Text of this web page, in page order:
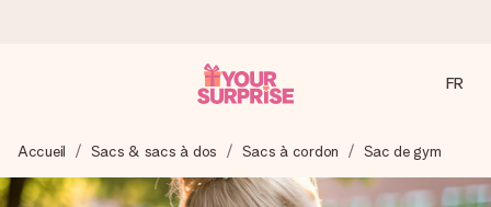
Nous préparons votre cadeau avec attention et l’envoyons
en un éclair – pour que vous puissiez l’offrir au bon moment,
quand cela compte le plus.
FR
Accueil Sacs & sacs à dos Sacs à cordon Sac de gym